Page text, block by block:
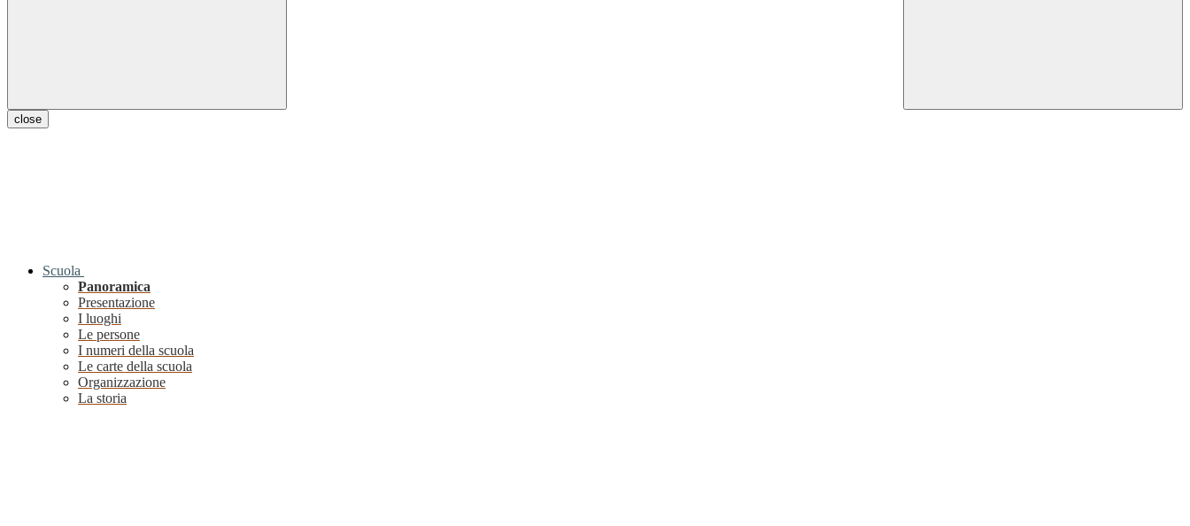
close
Scuola
Panoramica
Presentazione
I luoghi
Le persone
I numeri della scuola
Le carte della scuola
Organizzazione
La storia